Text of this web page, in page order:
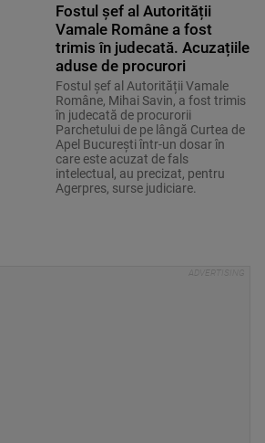
Fostul șef al Autorității
Vamale Române a fost
trimis în judecată. Acuzațiile
aduse de procurori
Fostul șef al Autorității Vamale
Române, Mihai Savin, a fost trimis
în judecată de procurorii
Parchetului de pe lângă Curtea de
Apel București într-un dosar în
care este acuzat de fals
intelectual, au precizat, pentru
Agerpres, surse judiciare.